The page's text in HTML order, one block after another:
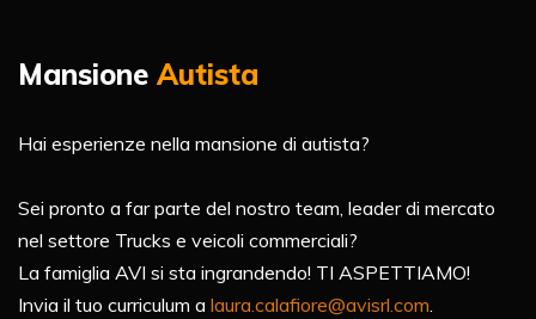
Mansione Autista
Hai esperienze nella mansione di autista?
Sei pronto a far parte del nostro team, leader di mercato
nel settore Trucks e veicoli commerciali?
La famiglia AVI si sta ingrandendo! TI ASPETTIAMO!
Invia il tuo curriculum a laura.calafiore@avisrl.com.